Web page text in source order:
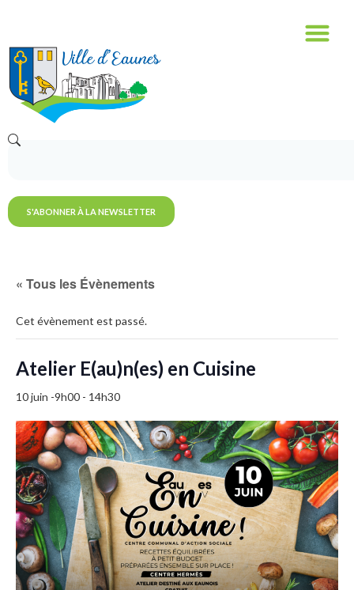
S'ABONNER À LA NEWSLETTER
« Tous les Évènements
Cet évènement est passé.
Atelier E(au)n(es) en Cuisine
10 juin -9h00 - 14h30